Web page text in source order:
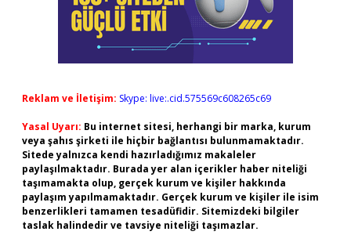
Reklam ve İletişim: Skype: live:.cid.575569c608265c69
Yasal Uyarı: Bu internet sitesi, herhangi bir marka, kurum
veya şahıs şirketi ile hiçbir bağlantısı bulunmamaktadır.
Sitede yalnızca kendi hazırladığımız makaleler
paylaşılmaktadır. Burada yer alan içerikler haber niteliği
taşımamakta olup, gerçek kurum ve kişiler hakkında
paylaşım yapılmamaktadır. Gerçek kurum ve kişiler ile isim
benzerlikleri tamamen tesadüfidir. Sitemizdeki bilgiler
taslak halindedir ve tavsiye niteliği taşımazlar.